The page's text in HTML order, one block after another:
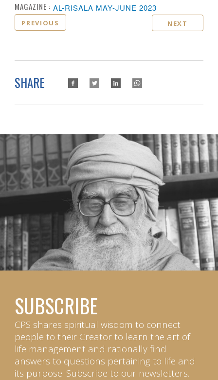
MAGAZINE : AL-RISALA MAY-JUNE 2023
PREVIOUS NEXT
SHARE
SUBSCRIBE
CPS shares spiritual wisdom to connect
people to their Creator to learn the art of
life management and rationally find
answers to questions pertaining to life and
its purpose. Subscribe to our newsletters.